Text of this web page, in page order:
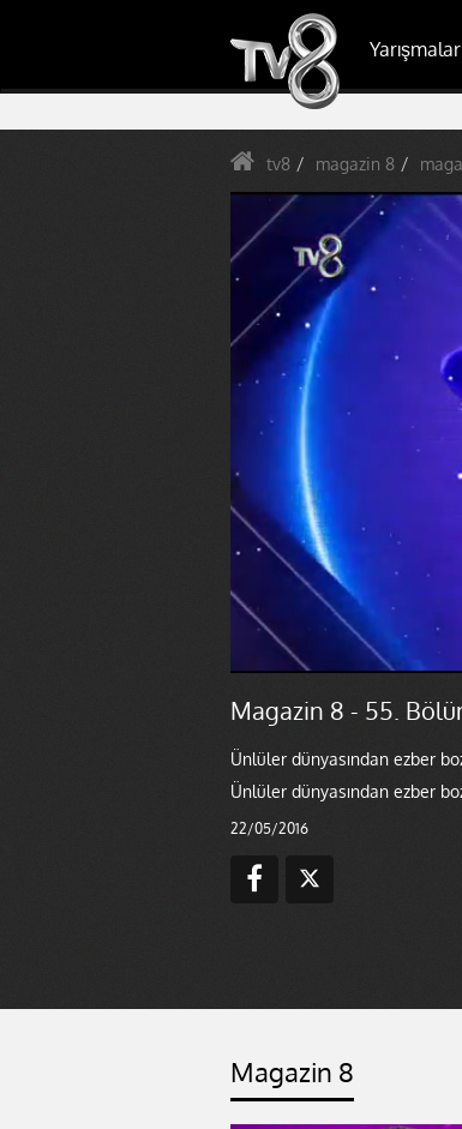
Yarışmalar
tv8 magazin 8
Magazin 8 - 55.
Ünlüler dünyasından ezber
Ünlüler dünyasından ezber
22/05/2016
Magazin 8